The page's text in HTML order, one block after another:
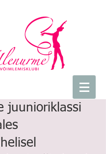
juunioriklassi